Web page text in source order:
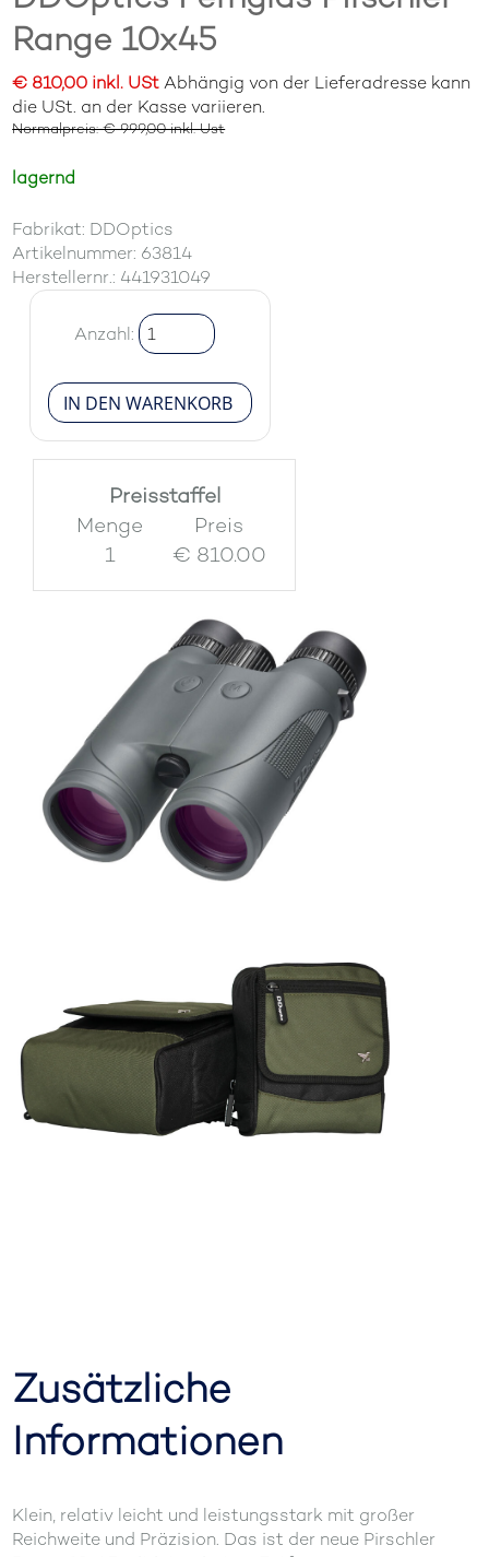
Range 10x45
€ 810,00 inkl. UStAbhängig von der Lieferadresse kann
die USt. an der Kasse variieren.
Normalpreis: € 999,00 inkl. Ust
lagernd
Fabrikat: DDOptics
Artikelnummer: 63814
Herstellernr.: 441931049
Anzahl:
Preisstaffel
Menge
Preis
1
€ 810.00
Zusätzliche
Informationen
Klein, relativ leicht und leistungsstark mit großer
Reichweite und Präzision. Das ist der neue Pirschler